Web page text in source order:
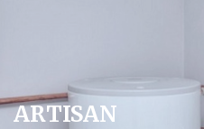
ARTISAN